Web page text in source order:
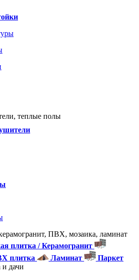
теплые полы
ПВХ, мозаика, ламинат
плитка / Керамогранит
плитка Ламинат
Паркет
дачи